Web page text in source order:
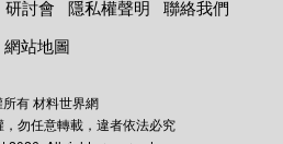
研討會 隱私權聲明
聯絡我們
網站地圖
所有 材料世界網
勿任意轉載，違者依法必究